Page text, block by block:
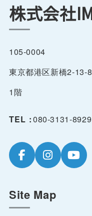
株式会社
105-0004
東京都港区新橋2-13-8
1階
TEL :080-3131-8929
Site Map